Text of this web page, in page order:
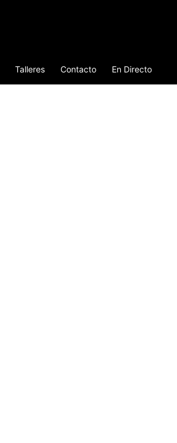
Talleres Contacto En Directo